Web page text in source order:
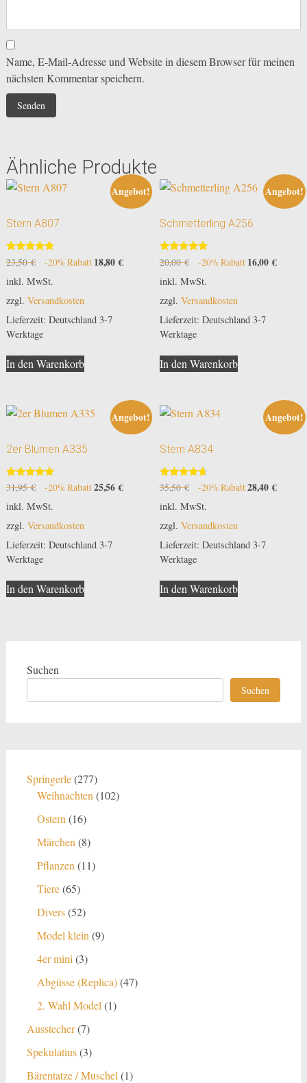
Name, E-Mail-Adresse und Website in diesem Browser für meinen
nächsten Kommentar speichern.
Ähnliche Produkte
Angebot!
Stern A807
Bewertet
mit
5.00
von 5
23,50€
Ursprünglicher
Preis
war:
23,50 €
-20% Rabatt 18,80€Aktueller
inkl. MwSt.
zzgl. Versandkosten
Lieferzeit: Deutschland 3-7
Werktage
In den Warenkorb
Angebot!
Schmetterling A256
Bewertet
mit
5.00
von 5
20,00€
Ursprünglicher
Preis
war:
20,00 €
-20% Rabatt 16,00€
inkl. MwSt.
zzgl. Versandkosten
Lieferzeit: Deutschland 3-7
Werktage
In den Warenkorb
Angebot!
2er Blumen A335
Bewertet
mit
5.00
von 5
31,95€
Ursprünglicher
Preis
war:
31,95 €
-20% Rabatt25,56€Aktueller
inkl. MwSt.
zzgl. Versandkosten
Lieferzeit: Deutschland 3-7
Werktage
In den Warenkorb
Angebot!
Stern A834
Bewertet
mit
4.50
von 5
35,50€
Ursprünglicher
Preis
war:
35,50 €
-20% Rabatt28,40€
inkl. MwSt.
zzgl. Versandkosten
Lieferzeit: Deutschland 3-7
Werktage
In den Warenkorb
Suchen
Suchen
Springerle 277277
Produkte
Weihnachten 102102
Ostern 1616
Märchen 88
Pflanzen 1111
Tiere 6565
Divers 5252
Model klein 99
4er mini 33
Abgüsse (Replica) 4747
2. Wahl Model 11
Ausstecher 77
Spekulatius 33
Bärentatze / Muschel 11